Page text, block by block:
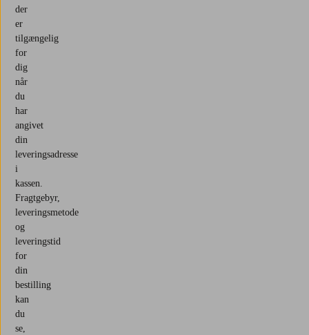
der
er
tilgængelig
for
dig
når
du
har
angivet
din
leveringsadresse
i
kassen.
Fragtgebyr,
leveringsmetode
og
leveringstid
for
din
bestilling
kan
du
se,